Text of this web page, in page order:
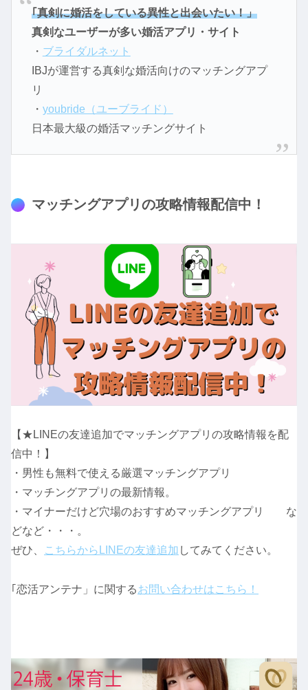
｢真剣に婚活をしている異性と出会いたい！」
真剣なユーザーが多い婚活アプリ・サイト
・ ブライダルネット
IBJが運営する真剣な婚活向けのマッチングアプ
リ
・ youbride（ユーブライド）
日本最大級の婚活マッチングサイト
マッチングアプリの攻略情報配信中！
【★LINEの友達追加でマッチングアプリの攻略情報を配
信中！】
・男性も無料で使える厳選マッチングアプリ
・マッチングアプリの最新情報。
・マイナーだけど穴場のおすすめマッチングアプリ な
どなど・・・。
ぜひ、
こちらからLINEの友達追加 してみてください。
｢恋活アンテナ」に関するお問い合わせはこちら！